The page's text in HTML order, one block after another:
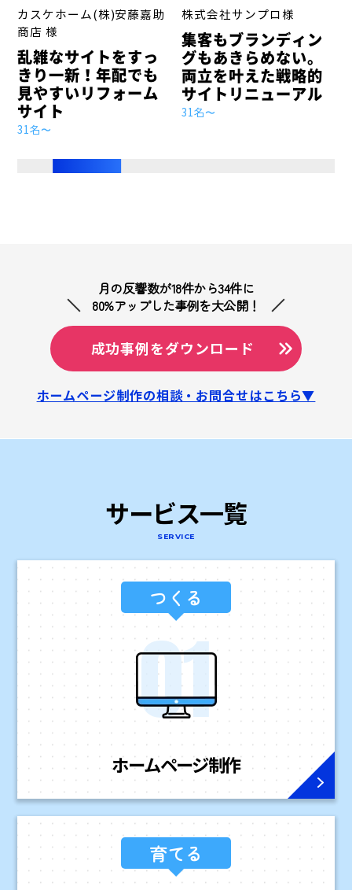
カスケホーム(株)安藤嘉助
商店 様
乱雑なサイトをすっ
きり一新！年配でも
見やすいリフォーム
サイト
31名〜
株式会社サンプロ様
集客もブランディン
グもあきらめない。
両立を叶えた戦略的
サイトリニューアル
31名〜
月の反響数が18件から34件に
80%アップした事例を大公開！
成功事例をダウンロード
ホームページ制作の相談・お問合せはこちら▼
サービス一覧
SERVICE
つくる
ホームページ制作
育てる